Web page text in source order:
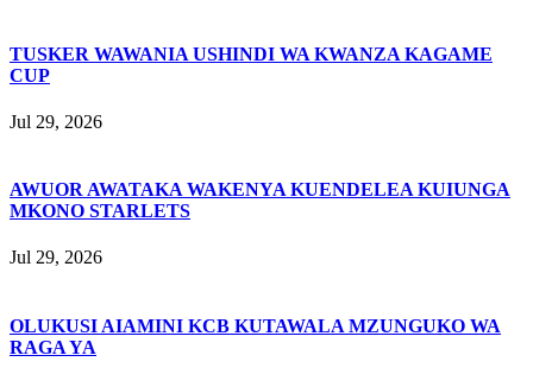
TUSKER WAWANIA USHINDI WA KWANZA KAGAME
CUP
Jul 29, 2026
AWUOR AWATAKA WAKENYA KUENDELEA KUIUNGA
MKONO STARLETS
Jul 29, 2026
OLUKUSI AIAMINI KCB KUTAWALA MZUNGUKO WA
RAGA YA